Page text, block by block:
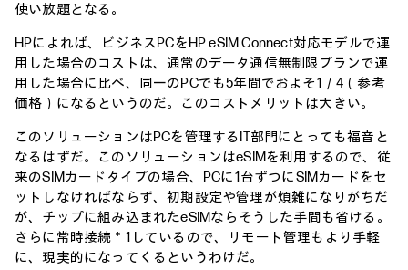
使い放題となる。
HPによれば、ビジネスPCをHP eSIM Connect対応モデルで運
用した場合のコストは、通常のデータ通信無制限プランで運
用した場合に比べ、同一のPCでも5年間でおよそ1／4（参考
価格）になるというのだ。このコストメリットは大きい。
このソリューションはPCを管理するIT部門にとっても福音と
なるはずだ。このソリューションはeSIMを利用するので、従
来のSIMカードタイプの場合、PCに1台ずつにSIMカードをセ
ットしなければならず、初期設定や管理が煩雑になりがちだ
が、チップに組み込まれたeSIMならそうした手間も省ける。
さらに常時接続＊1しているので、リモート管理もより手軽
に、現実的になってくるというわけだ。